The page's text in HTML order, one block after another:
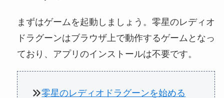
まずはゲームを起動しましょう。零星のレディオ
ドラグーンはブラウザ上で動作するゲームとなっ
ており、アプリのインストールは不要です。
零星のレディオドラグーンを始める